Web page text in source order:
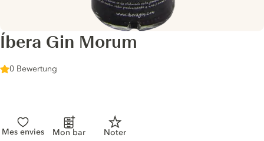
Íbera Gin Morum
0 Bewertung
Mes envies Mon bar Noter